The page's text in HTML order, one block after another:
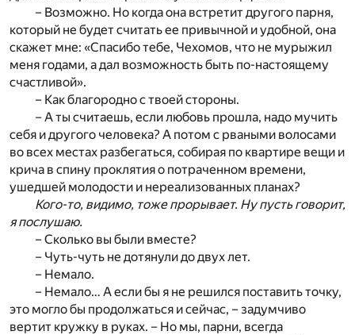
– Возможно. Но когда она встретит другого парня,
который не будет считать ее привычной и удобной, она
скажет мне: «Спасибо тебе, Чехомов, что не мурыжил
меня годами, а дал возможность быть по-настоящему
счастливой».
– Как благородно с твоей стороны.
– А ты считаешь, если любовь прошла, надо мучить
себя и другого человека? А потом с рваными волосами
во всех местах разбегаться, собирая по квартире вещи и
крича в спину проклятия о потраченном времени,
ушедшей молодости и нереализованных планах?
Кого-то, видимо, тоже прорывает. Ну пусть говорит,
я послушаю.
– Сколько вы были вместе?
– Чуть-чуть не дотянули до двух лет.
– Немало.
– Немало… А если бы я не решился поставить точку,
это могло бы продолжаться и сейчас, – задумчиво
вертит кружку в руках. – Но мы, парни, всегда